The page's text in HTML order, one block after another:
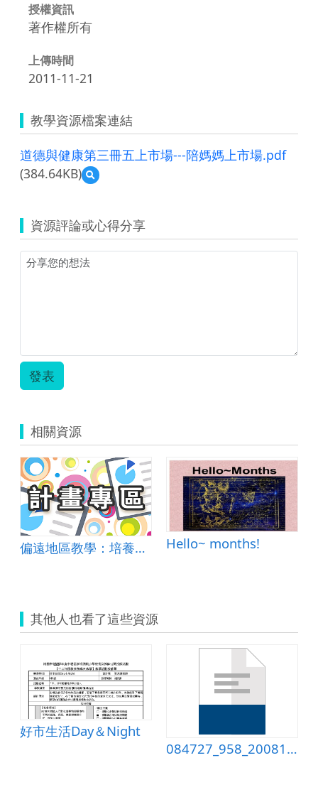
授權資訊
著作權所有
上傳時間
2011-11-21
教學資源檔案連結
道德與健康第三冊五上市場---陪媽媽上市場.pdf
(384.64KB)
預
覽
與
健
康
市
場.pdf
資源評論或心得分享
發表
相關資源
偏遠地區教學：培養道德實踐與公民意識素養 Hello~ months!
其他人也看了這些資源
好市生活Day＆Night
084727_958_20081214233929